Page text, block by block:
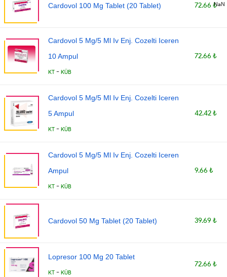
Cardovol 100 Mg Tablet (20 Tablet) 72.66 ₺
Cardovol 5 Mg/5 Ml Iv Enj. Cozelti Iceren
10 Ampul
KT - KÜB
72.66 ₺
Cardovol 5 Mg/5 Ml Iv Enj. Cozelti Iceren
5 Ampul
KT - KÜB
42.42 ₺
Cardovol 5 Mg/5 Ml Iv Enj. Cozelti Iceren
Ampul
KT - KÜB
9.66 ₺
Cardovol 50 Mg Tablet (20 Tablet) 39.69 ₺
Lopresor 100 Mg 20 Tablet
KT - KÜB
72.66 ₺
NaN